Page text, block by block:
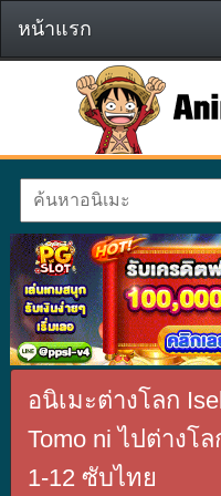
หน้าแรก
อนิเมะต่างโลก
Tomo ni ไปต่าง
1-12 ซับไทย